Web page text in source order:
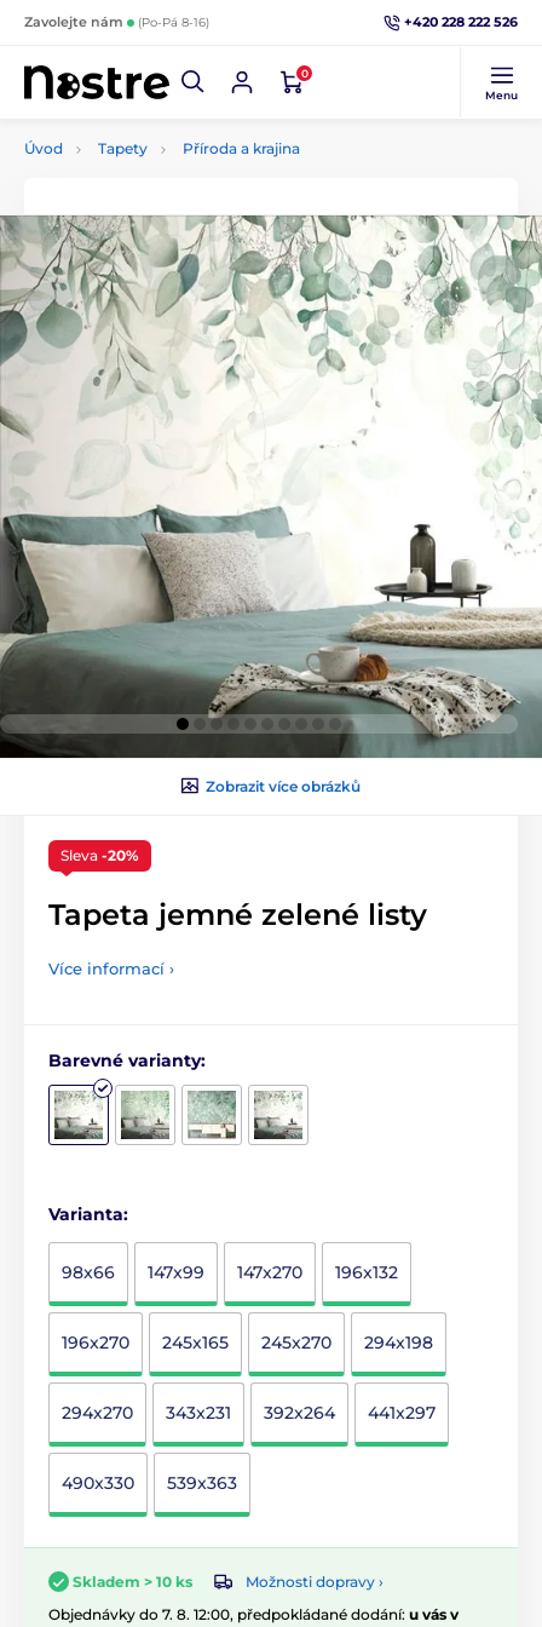
Zavolejte nám (Po-Pá 8-16) +420 228 222 526
0
Menu
Úvod Tapety Příroda a krajina
Zobrazit více obrázků
Sleva -20%
Tapeta jemné zelené listy
Více informací ›
Barevné varianty:
Varianta:
98x66 147x99 147x270 196x132
196x270 245x165 245x270 294x198
294x270 343x231 392x264 441x297
490x330 539x363
Skladem > 10 ks
Možnosti dopravy ›
Objednávky do 7. 8. 12:00, předpokládané dodání: u vás v